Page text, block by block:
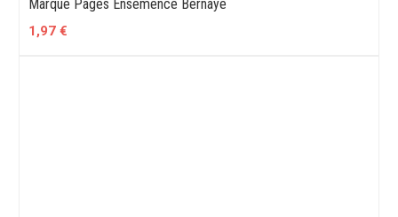
Marque Pages Ensemencé Bernaye
1,97 €